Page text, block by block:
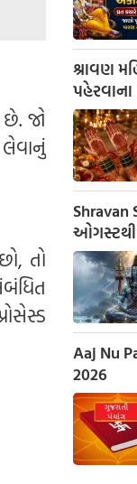
જો
લેવાનું
તો
શ્રાવણ
પહેરવાના
Shravan
ઓગસ્ટથી
સોમવાર
Aaj Nu
2026